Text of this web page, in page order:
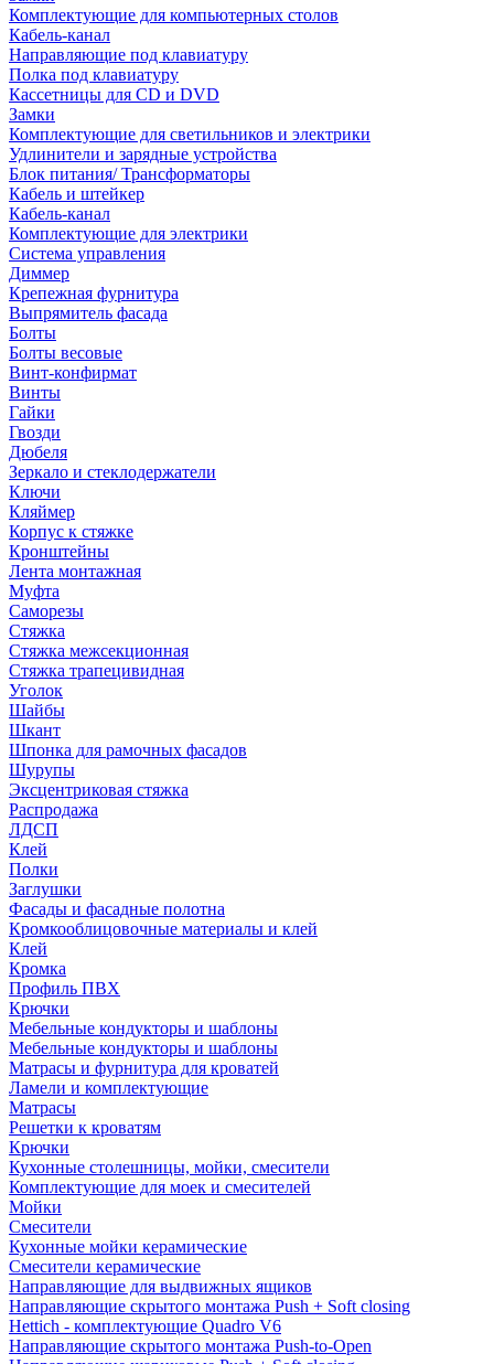
Комплектующие для компьютерных столов
Кабель-канал
Направляющие под клавиатуру
Полка под клавиатуру
Кассетницы для CD и DVD
Замки
Комплектующие для светильников и электрики
Удлинители и зарядные устройства
Блок питания/ Трансформаторы
Кабель и штейкер
Кабель-канал
Комплектующие для электрики
Система управления
Диммер
Крепежная фурнитура
Выпрямитель фасада
Болты
Болты весовые
Винт-конфирмат
Винты
Гайки
Гвозди
Дюбеля
Зеркало и стеклодержатели
Ключи
Кляймер
Корпус к стяжке
Кронштейны
Лента монтажная
Муфта
Саморезы
Стяжка
Стяжка межсекционная
Стяжка трапецивидная
Уголок
Шайбы
Шкант
Шпонка для рамочных фасадов
Шурупы
Эксцентриковая стяжка
Распродажа
ЛДСП
Клей
Полки
Заглушки
Фасады и фасадные полотна
Кромкооблицовочные материалы и клей
Клей
Кромка
Профиль ПВХ
Крючки
Мебельные кондукторы и шаблоны
Мебельные кондукторы и шаблоны
Матрасы и фурнитура для кроватей
Ламели и комплектующие
Матрасы
Решетки к кроватям
Крючки
Кухонные столешницы, мойки, смесители
Комплектующие для моек и смесителей
Мойки
Смесители
Кухонные мойки керамические
Смесители керамические
Направляющие для выдвижных ящиков
Направляющие скрытого монтажа Push + Soft closing
Hettich - комплектующие Quadro V6
Направляющие скрытого монтажа Push-to-Open